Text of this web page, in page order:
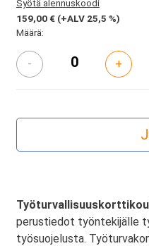
Syötä alennuskoodi
159,00 € (+ALV 25,5 %)
Määrä:
- +
perustiedot työntekijälle
työsuojelusta.